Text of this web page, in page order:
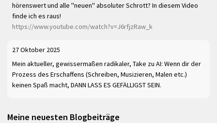
hörenswert und alle "neuen" absoluter Schrott? In diesem Video
finde ich es raus!
https://www.youtube.com/watch?v=J6rfjzRaw_k
27 Oktober 2025
Mein aktueller, gewissermaßen radikaler, Take zu AI: Wenn dir der
Prozess des Erschaffens (Schreiben, Musizieren, Malen etc.)
keinen Spaß macht, DANN LASS ES GEFÄLLIGST SEIN.
Meine neuesten Blogbeiträge